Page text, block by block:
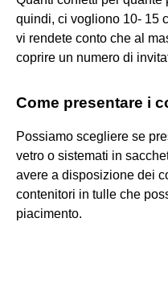
quindi, ci vogliono 10- 15
vi rendete conto che al
coprire un numero di
Come presentare i
Possiamo scegliere se
vetro o sistemati in
avere a disposizione dei
contenitori in tulle che
piacimento.